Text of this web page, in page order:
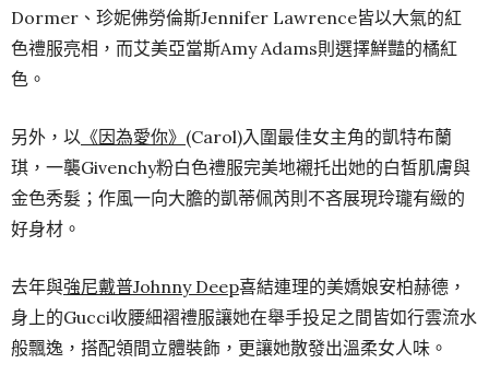
Dormer、珍妮佛勞倫斯Jennifer Lawrence皆以大氣的紅
色禮服亮相，而艾美亞當斯Amy Adams則選擇鮮豔的橘紅
色。
另外，以 《因為愛你》 (Carol)入圍最佳女主角的凱特布蘭
琪，一襲Givenchy粉白色禮服完美地襯托出她的白皙肌膚與
金色秀髮；作風一向大膽的凱蒂佩芮則不吝展現玲瓏有緻的
好身材。
去年與強尼戴普Johnny Deep喜結連理的美嬌娘安柏赫德，
身上的Gucci收腰細褶禮服讓她在舉手投足之間皆如行雲流水
般飄逸，搭配領間立體裝飾，更讓她散發出溫柔女人味。